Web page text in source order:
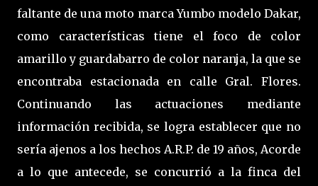
faltante de una moto marca Yumbo modelo Dakar,
como características tiene el foco de color
amarillo y guardabarro de color naranja, la que se
encontraba estacionada en calle Gral. Flores.
Continuando las actuaciones mediante
información recibida, se logra establecer que no
sería ajenos a los hechos A.R.P. de 19 años, Acorde
a lo que antecede, se concurrió a la finca del